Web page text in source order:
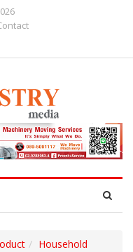
Household